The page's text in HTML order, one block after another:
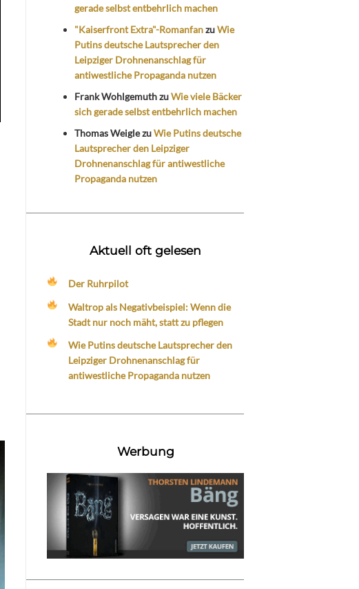
gerade selbst entbehrlich machen
"Kaiserfront Extra"-RomanfanzuWie
Putins deutsche Lautsprecher den
Leipziger Drohnenanschlag für
antiwestliche Propaganda nutzen
Frank WohlgemuthzuWie viele Bäcker
sich gerade selbst entbehrlich machen
Thomas WeiglezuWie Putins deutsche
Lautsprecher den Leipziger
Drohnenanschlag für antiwestliche
Propaganda nutzen
Aktuell oft gelesen
Der Ruhrpilot
Waltrop als Negativbeispiel: Wenn die
Stadt nur noch mäht, statt zu pflegen
Wie Putins deutsche Lautsprecher den
Leipziger Drohnenanschlag für
antiwestliche Propaganda nutzen
Werbung